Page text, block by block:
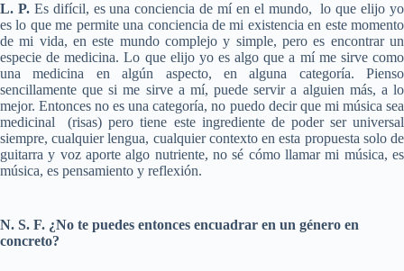
L. P.Es difícil, es una conciencia de mí en el mundo, lo que elijo yo
es lo que me permite una conciencia de mi existencia en este momento
de mi vida, en este mundo complejo y simple, pero es encontrar un
especie de medicina. Lo que elijo yo es algo que a mí me sirve como
una medicina en algún aspecto, en alguna categoría. Pienso
sencillamente que si me sirve a mí, puede servir a alguien más, a lo
mejor. Entonces no es una categoría, no puedo decir que mi música sea
medicinal (risas) pero tiene este ingrediente de poder ser universal
siempre, cualquier lengua, cualquier contexto en esta propuesta solo de
guitarra y voz aporte algo nutriente, no sé cómo llamar mi música, es
música, es pensamiento y reflexión.
N. S. F. ¿No te puedes entonces encuadrar en un género en
concreto?